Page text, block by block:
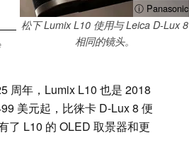
ⓘ Panasonic
松下 Lumix L10 使用与 Leica D-Lux 8
相同的镜头。
周年，Lumix L10 也是 2018
美元起，比徕卡 D-Lux 8 便
了 L10 的 OLED 取景器和更